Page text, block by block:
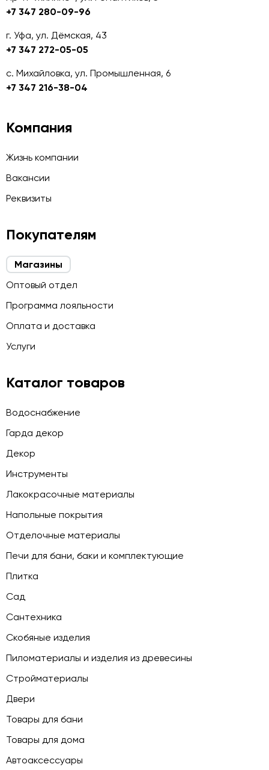
+7 347 280-09-96
г. Уфа, ул. Дёмская, 43
+7 347 272-05-05
с. Михайловка, ул. Промышленная, 6
+7 347 216-38-04
Компания
Жизнь компании
Вакансии
Реквизиты
Покупателям
Магазины
Оптовый отдел
Программа лояльности
Оплата и доставка
Услуги
Каталог товаров
Водоснабжение
Гарда декор
Декор
Инструменты
Лакокрасочные материалы
Напольные покрытия
Отделочные материалы
Печи для бани, баки и комплектующие
Плитка
Сад
Сантехника
Скобяные изделия
Пиломатериалы и изделия из древесины
Стройматериалы
Двери
Товары для бани
Товары для дома
Автоаксессуары